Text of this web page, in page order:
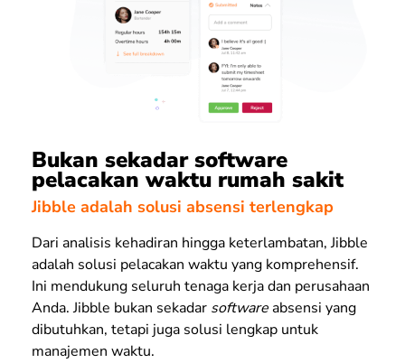
Bukan sekadar software
pelacakan waktu rumah sakit
Jibble adalah solusi absensi terlengkap
Dari analisis kehadiran hingga keterlambatan, Jibble
adalah solusi pelacakan waktu yang komprehensif.
Ini mendukung seluruh tenaga kerja dan perusahaan
Anda. Jibble bukan sekadar softwareabsensi yang
dibutuhkan, tetapi juga solusi lengkap untuk
manajemen waktu.